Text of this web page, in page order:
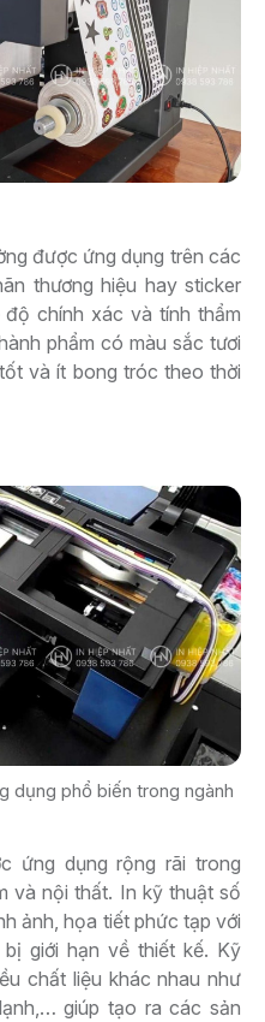
được ứng dụng trên các
thương hiệu hay sticker
chính xác và tính thẩm
phẩm có màu sắc tươi
và ít bong tróc theo thời
dụng phổ biến trong ngành
ứng dụng rộng rãi trong
và nội thất. In kỹ thuật số
ảnh, họa tiết phức tạp với
giới hạn về thiết kế. Kỹ
chất liệu khác nhau như
giúp tạo ra các sản